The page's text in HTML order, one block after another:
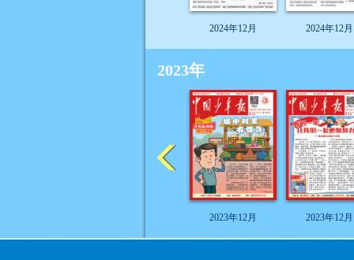
2024年12月 2024年12月
2023年
2023年12月 2023年12月